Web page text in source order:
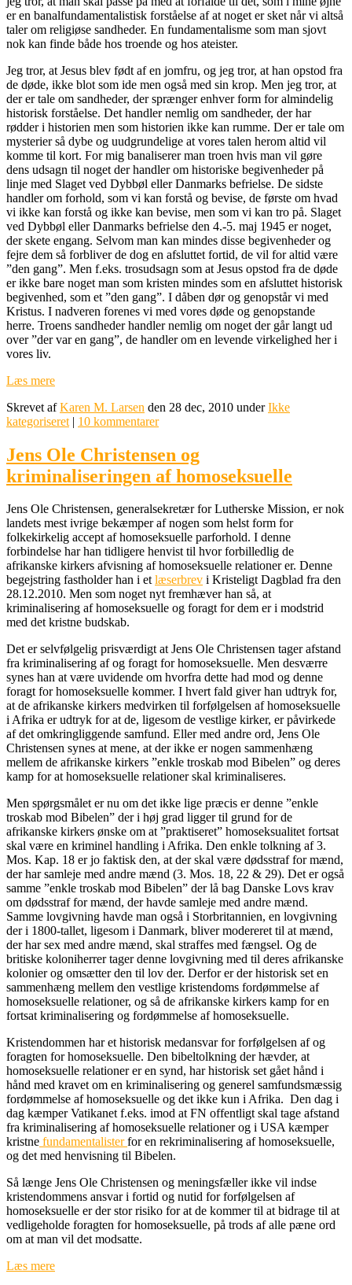
er en banalfundamentalistisk forståelse af at noget er sket når vi altså
taler om religiøse sandheder. En fundamentalisme som man sjovt
nok kan finde både hos troende og hos ateister.
Jeg tror, at Jesus blev født af en jomfru, og jeg tror, at han opstod fra
de døde, ikke blot som ide men også med sin krop. Men jeg tror, at
der er tale om sandheder, der sprænger enhver form for almindelig
historisk forståelse. Det handler nemlig om sandheder, der har
rødder i historien men som historien ikke kan rumme. Der er tale om
mysterier så dybe og uudgrundelige at vores talen herom altid vil
komme til kort. For mig banaliserer man troen hvis man vil gøre
dens udsagn til noget der handler om historiske begivenheder på
linje med Slaget ved Dybbøl eller Danmarks befrielse. De sidste
handler om forhold, som vi kan forstå og bevise, de første om hvad
vi ikke kan forstå og ikke kan bevise, men som vi kan tro på. Slaget
ved Dybbøl eller Danmarks befrielse den 4.-5. maj 1945 er noget,
der skete engang. Selvom man kan mindes disse begivenheder og
fejre dem så forbliver de dog en afsluttet fortid, de vil for altid være
”den gang”. Men f.eks. trosudsagn som at Jesus opstod fra de døde
er ikke bare noget man som kristen mindes som en afsluttet historisk
begivenhed, som et ”den gang”. I dåben dør og genopstår vi med
Kristus. I nadveren forenes vi med vores døde og genopstande
herre. Troens sandheder handler nemlig om noget der går langt ud
over ”der var en gang”, de handler om en levende virkelighed her i
vores liv.
Læs mere
Skrevet afKaren M. Larsen den 28 dec, 2010 underIkke
kategoriseret | 10 kommentarer
Jens Ole Christensen og
kriminaliseringen af homoseksuelle
Jens Ole Christensen, generalsekretær for Lutherske Mission, er nok
landets mest ivrige bekæmper af nogen som helst form for
folkekirkelig accept af homoseksuelle parforhold. I denne
forbindelse har han tidligere henvist til hvor forbilledlig de
afrikanske kirkers afvisning af homoseksuelle relationer er. Denne
begejstring fastholder han i etlæserbrev i Kristeligt Dagblad fra den
28.12.2010. Men som noget nyt fremhæver han så, at
kriminalisering af homoseksuelle og foragt for dem er i modstrid
med det kristne budskab.
Det er selvfølgelig prisværdigt at Jens Ole Christensen tager afstand
fra kriminalisering af og foragt for homoseksuelle. Men desværre
synes han at være uvidende om hvorfra dette had mod og denne
foragt for homoseksuelle kommer. I hvert fald giver han udtryk for,
at de afrikanske kirkers medvirken til forfølgelsen af homoseksuelle
i Afrika er udtryk for at de, ligesom de vestlige kirker, er påvirkede
af det omkringliggende samfund. Eller med andre ord, Jens Ole
Christensen synes at mene, at der ikke er nogen sammenhæng
mellem de afrikanske kirkers ”enkle troskab mod Bibelen” og deres
kamp for at homoseksuelle relationer skal kriminaliseres.
Men spørgsmålet er nu om det ikke lige præcis er denne ”enkle
troskab mod Bibelen” der i høj grad ligger til grund for de
afrikanske kirkers ønske om at ”praktiseret” homoseksualitet fortsat
skal være en kriminel handling i Afrika. Den enkle tolkning af 3.
Mos. Kap. 18 er jo faktisk den, at der skal være dødsstraf for mænd,
der har samleje med andre mænd (3. Mos. 18, 22 & 29). Det er også
samme ”enkle troskab mod Bibelen” der lå bag Danske Lovs krav
om dødsstraf for mænd, der havde samleje med andre mænd.
Samme lovgivning havde man også i Storbritannien, en lovgivning
der i 1800-tallet, ligesom i Danmark, bliver modereret til at mænd,
der har sex med andre mænd, skal straffes med fængsel. Og de
britiske koloniherrer tager denne lovgivning med til deres afrikanske
kolonier og omsætter den til lov der. Derfor er der historisk set en
sammenhæng mellem den vestlige kristendoms fordømmelse af
homoseksuelle relationer, og så de afrikanske kirkers kamp for en
fortsat kriminalisering og fordømmelse af homoseksuelle.
Kristendommen har et historisk medansvar for forfølgelsen af og
foragten for homoseksuelle. Den bibeltolkning der hævder, at
homoseksuelle relationer er en synd, har historisk set gået hånd i
hånd med kravet om en kriminalisering og generel samfundsmæssig
fordømmelse af homoseksuelle og det ikke kun i Afrika. Den dag i
dag kæmper Vatikanet f.eks. imod at FN offentligt skal tage afstand
fra kriminalisering af homoseksuelle relationer og i USA kæmper
kristne fundamentalisterfor en rekriminalisering af homoseksuelle,
og det med henvisning til Bibelen.
Så længe Jens Ole Christensen og meningsfæller ikke vil indse
kristendommens ansvar i fortid og nutid for forfølgelsen af
homoseksuelle er der stor risiko for at de kommer til at bidrage til at
vedligeholde foragten for homoseksuelle, på trods af alle pæne ord
om at man vil det modsatte.
Læs mere